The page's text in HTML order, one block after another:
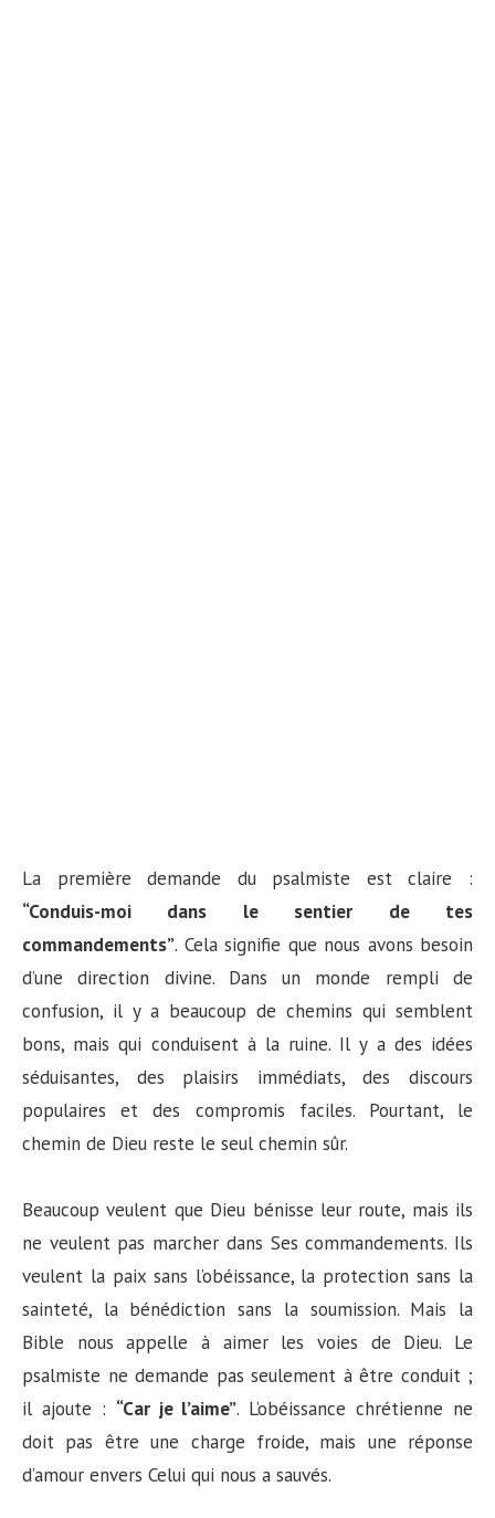
La première demande du psalmiste est claire :
“Conduis-moi dans le sentier de tes
commandements”. Cela signifie que nous avons besoin
d’une direction divine. Dans un monde rempli de
confusion, il y a beaucoup de chemins qui semblent
bons, mais qui conduisent à la ruine. Il y a des idées
séduisantes, des plaisirs immédiats, des discours
populaires et des compromis faciles. Pourtant, le
chemin de Dieu reste le seul chemin sûr.
Beaucoup veulent que Dieu bénisse leur route, mais ils
ne veulent pas marcher dans Ses commandements. Ils
veulent la paix sans l’obéissance, la protection sans la
sainteté, la bénédiction sans la soumission. Mais la
Bible nous appelle à aimer les voies de Dieu. Le
psalmiste ne demande pas seulement à être conduit ;
il ajoute : “Car je l’aime”. L’obéissance chrétienne ne
doit pas être une charge froide, mais une réponse
d’amour envers Celui qui nous a sauvés.